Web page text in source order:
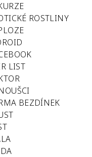
ROSTLINY
LIST
BEZDÍNEK